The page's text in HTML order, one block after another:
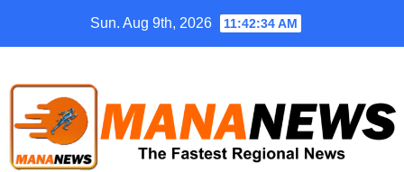
Sun. Aug 9th, 2026 11:42:34 AM